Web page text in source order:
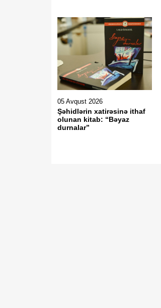
05 Avqust 2026
Şəhidlərin xatirəsinə ithaf
olunan kitab: “Bəyaz
durnalar”